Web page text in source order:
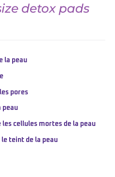
detox pads
la peau
pores
peau
les cellules mortes de la peau
le teint de la peau